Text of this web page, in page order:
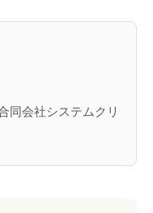
同会社システムクリ